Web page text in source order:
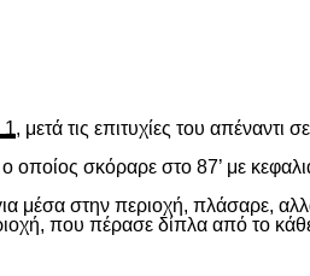
1, μετά τις επιτυχίες του απέναντι
σκόραρε στο 87’ με
μέσα στην περιοχή, πλάσαρε,
που πέρασε δίπλα από το